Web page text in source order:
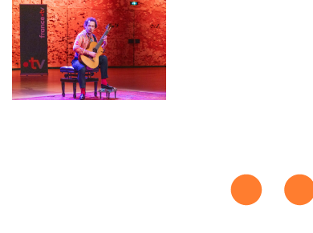
JJW-
SdS-
PH-
220126-
3984b_wb